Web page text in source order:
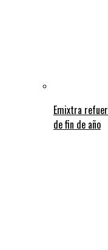
Emixtra
de fin de año